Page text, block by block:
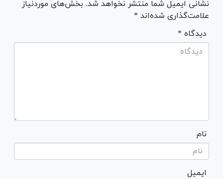
نشانی ایمیل شما منتشر نخواهد شد. بخش‌های موردنیاز
علامت‌گذاری شده‌اند *
* دیدگاه
نام
ایمیل